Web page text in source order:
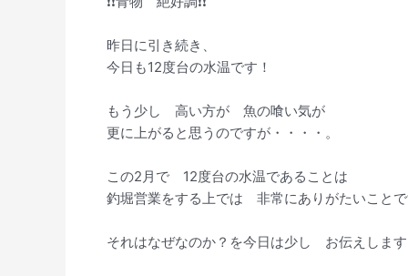
昨日に引き続き、
今日も12度台の水温です！
もう少し 高い方が 魚の喰い気が
更に上がると思うのですが・・・・。
この2月で 12度台の水温であることは
釣堀営業をする上では 非常にありがたいこと
それはなぜなのか？を今日は少し お伝えしま